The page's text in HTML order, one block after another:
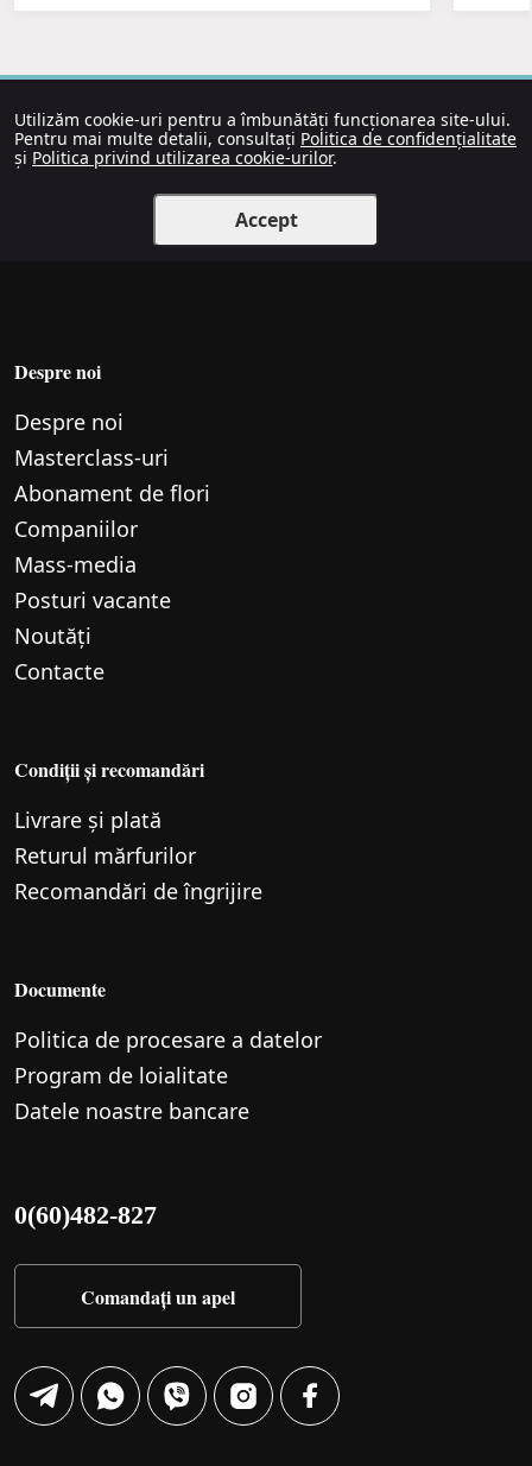
Utilizăm cookie-uri pentru a îmbunătăți funcționarea site-ului.
Pentru mai multe detalii, consultați Politica de confidențialitate
și Politica privind utilizarea cookie-urilor.
Accept
Despre noi
Despre noi
Маsterclass-uri
Abonament de flori
Companiilor
Mass-media
Posturi vacante
Noutăți
Contacte
Condiții și recomandări
Livrare și plată
Returul mărfurilor
Recomandări de îngrijire
Documente
Politica de procesare a datelor
Program de loialitate
Datele noastre bancare
0(60)482-827
Comandați un apel